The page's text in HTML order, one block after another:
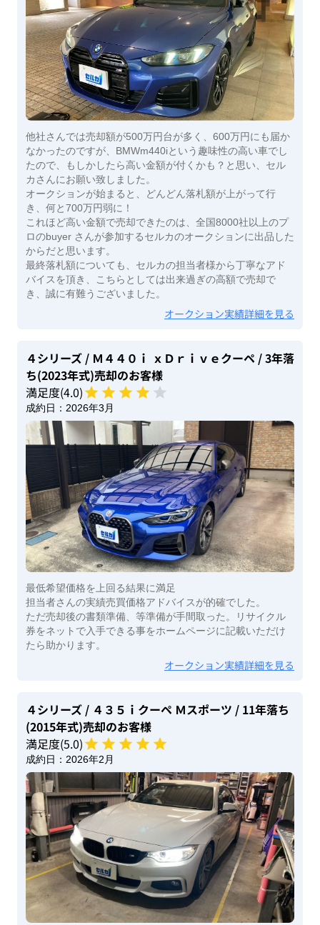
他社さんでは売却額が500万円台が多く、600万円にも届か
なかったのですが、BMWm440iという趣味性の高い車でし
たので、もしかしたら高い金額が付くかも？と思い、セル
カさんにお願い致しました。
オークションが始まると、どんどん落札額が上がって行
き、何と700万円弱に！
これほど高い金額で売却できたのは、全国8000社以上のプ
ロのbuyer さんが参加するセルカのオークションに出品した
からだと思います。
最終落札額についても、セルカの担当者様から丁寧なアド
バイスを頂き、こちらとしては出来過ぎの高額で売却で
き、誠に有難うございました。
オークション実績詳細を見る
４シリーズ / Ｍ４４０ｉ ｘＤｒｉｖｅクーペ / 3年落
ち(2023年式)売却のお客様
満足度(4.0)
成約日： 2026年3月
最低希望価格を上回る結果に満足
担当者さんの実績売買価格アドバイスが的確でした。
ただ売却後の書類準備、等準備が手間取った。リサイクル
券をネットで入手できる事をホームページに記載いただけ
たら助かります。
オークション実績詳細を見る
４シリーズ / ４３５ｉクーペ Ｍスポーツ / 11年落ち
(2015年式)売却のお客様
満足度(5.0)
成約日： 2026年2月